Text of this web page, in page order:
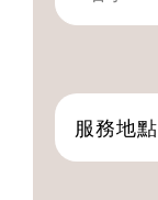
服務地點